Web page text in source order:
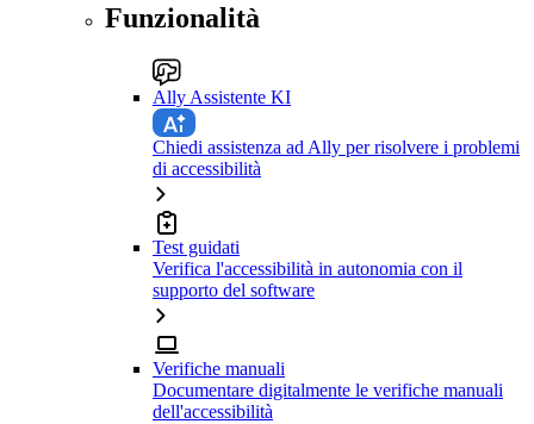
Funzionalità
Ally Assistente KI
Chiedi assistenza ad Ally per risolvere i problemi
di accessibilità
Test guidati
Verifica l'accessibilità in autonomia con il
supporto del software
Verifiche manuali
Documentare digitalmente le verifiche manuali
dell'accessibilità